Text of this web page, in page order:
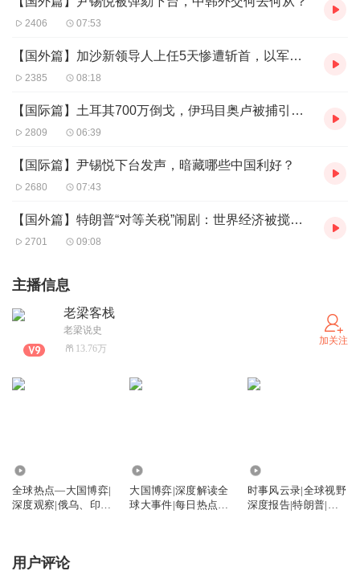
2406 07:53
【国外篇】加沙新领导人上任5天惨遭斩首，以军空袭医院引发全球公愤
2385 08:18
【国际篇】土耳其700万倒戈，伊玛目奥卢被捕引发全国抗议浪潮
2809 06:39
【国际篇】尹锡悦下台发声，暗藏哪些中国利好？
2680 07:43
【国外篇】特朗普“对等关税”闹剧：世界经济被搅得有多 “疯”？
2701 09:08
主播信息
老梁客栈
老梁说史
13.76万
加关注
全球热点—大国博弈|
深度观察|俄乌、印
大国博弈|深度解读全
球大事件|每日热点|
时事风云录|全球视野
深度报告|特朗普|朝
用户评论